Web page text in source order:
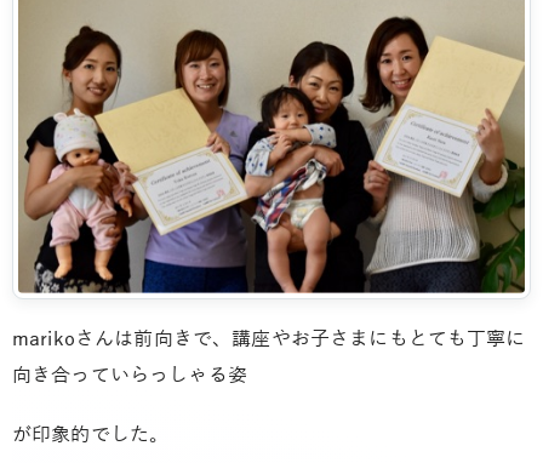
marikoさんは前向きで、講座やお子さまにもとても丁寧に
向き合っていらっしゃる姿
が印象的でした。